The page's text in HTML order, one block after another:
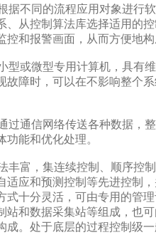
不同的流程应用对象进行
、从控制算法库选择适用的
控和报警画面，从而方便地
或微型专用计算机，具有
故障时，可以在不影响整个
通信网络传送各种数据，
能和优化处理。
富，集连续控制、顺序控
适应和预测控制等先进控制
式十分灵活，可由专用的管
站和数据采集站等组成，也
成。处于底层的过程控制级